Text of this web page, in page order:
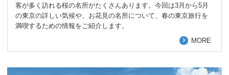
客が多く訪れる桜の名所がたくさんあります。今回は3月から5月
の東京の詳しい気候や、お花見の名所について、春の東京旅行を
満喫するための情報をご紹介します。
MORE